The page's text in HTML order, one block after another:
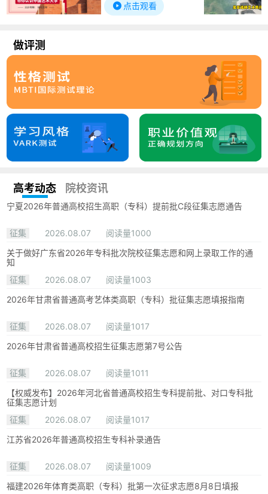
点击观看
做评测
高考动态 院校资讯
宁夏2026年普通高校招生高职（专科）提前批C段征集志愿通告
征集 2026.08.07
阅读量1000
关于做好广东省2026年专科批次院校征集志愿和网上录取工作的通
知
征集
2026.08.07
阅读量1003
2026年甘肃省普通高考艺体类高职（专科）批征集志愿填报指南
征集 2026.08.07
阅读量1017
2026年甘肃省普通高校招生征集志愿第7号公告
征集 2026.08.07
阅读量1011
【权威发布】2026年河北省普通高校招生专科提前批、对口专科批
征集志愿计划
征集
2026.08.07
阅读量1017
江苏省2026年普通高校招生专科补录通告
征集 2026.08.07
阅读量1009
福建2026年体育类高职（专科）批第一次征求志愿8月8日填报